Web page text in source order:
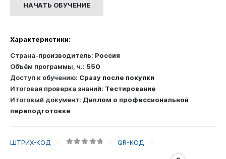
переподготовка:
и
промышленного
строительства
НАЧАТЬ ОБУЧЕНИЕ
Характеристики:
Страна-производитель: Россия
Объём программы, ч.: 550
Доступ к обучению: Сразу после покупки
Итоговая проверка знаний: Тестирование
Итоговый документ: Диплом о профессиональной
переподготовке
ШТРИХ-КОД QR-КОД